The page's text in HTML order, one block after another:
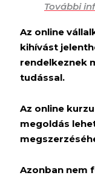
További
Az online
kihívást
rendelkeznek
tudással.
Az online
megoldás
Azonban nem